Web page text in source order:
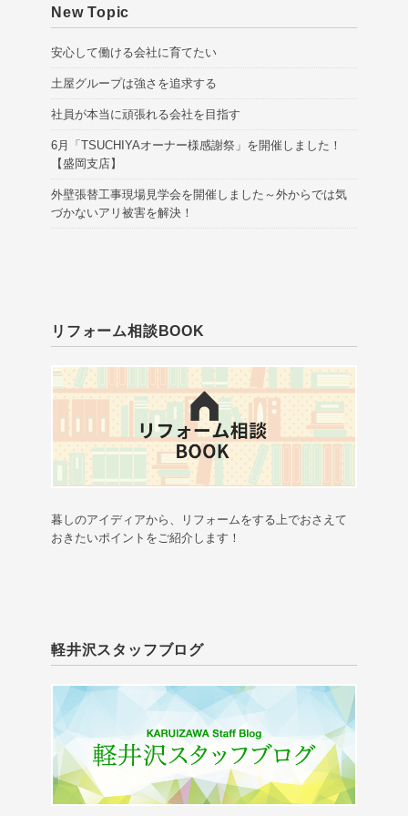
New Topic
安心して働ける会社に育てたい
土屋グループは強さを追求する
社員が本当に頑張れる会社を目指す
6月「TSUCHIYAオーナー様感謝祭」を開催しました！
【盛岡支店】
外壁張替工事現場見学会を開催しました～外からでは気
づかないアリ被害を解決！
リフォーム相談BOOK
暮しのアイディアから、リフォームをする上でおさえて
おきたいポイントをご紹介します！
軽井沢スタッフブログ